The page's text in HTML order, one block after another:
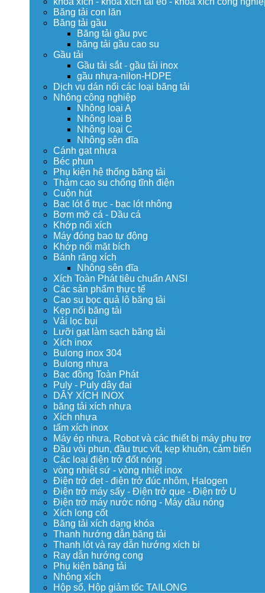
Băng tải con lăn
Băng tải gầu
Băng tải gầu pvc
băng tải gầu cao su
Gầu tải
Gầu tải sắt - gầu tải inox
gầu nhựa-nilon-HDPE
Dịch vụ dán nối các loại băng tải
Nhông công nghiệp
Nhông loại A
Nhông loại B
Nhông loại C
Nhông sên đĩa
Cánh gạt nhựa
Béc phun
Phụ kiện hệ thống băng tải
Thảm cao su chống tĩnh điện
Cuộn hút
Bạc lót ổ trục - bạc lót nhông
Bơm mỡ cá - Dầu cá
Khớp nối xích
Máy đóng bao tự động
Khớp nối mặt bích
Bánh răng xích
Nhông sên đĩa
Xích Toàn Phát tiêu chuẩn ANSI
Các sản phẩm thực tế
Cao su bọc quả lô băng tải
Kẹp nối băng tải
Vải lọc bụi
Lưỡi gạt làm sạch băng tải
Xích inox
Bulong inox 304
Bulong nhựa
Bạc đồng Toàn Phát
Puly - Puly dây đai
DÂY XÍCH INOX
băng tải xích nhựa
Xích nhựa
tấm xích inox
Máy ép nhựa, Robot và các thiết bị máy phụ trợ
Đầu vòi phun, đầu trục vít, kẹp khuôn, cảm biến
Các loại điện trở đốt nóng
vòng nhiệt sứ - vòng nhiệt inox
Điện trở dẹt - điện trở đúc nhôm, Halogen
Điện trở máy sấy - Điện trở que - Điện trở U
Điện trở máy nước nóng - Máy dầu nóng
Xích long cốt
Băng tải xích dạng khóa
Thanh hướng dẫn băng tải
Thanh lót và ray dẫn hướng xích bi
Ray dẫn hướng cong
Phụ kiện băng tải
Nhông xích
Hộp số, Hộp giảm tốc TAILONG